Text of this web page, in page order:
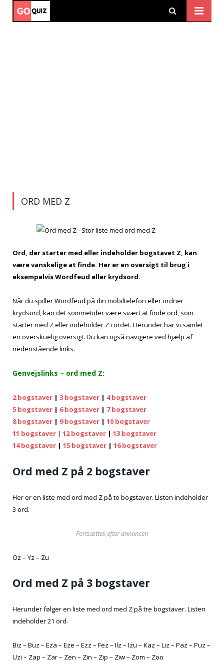
ORD MED Z
Ord, der starter med eller indeholder bogstavet Z, kan
være vanskelige at finde. Her er en oversigt til brug i
eksempelvis Wordfeud eller krydsord.
Når du spiller Wordfeud på din mobiltelefon eller ordner
krydsord, kan det sommetider være svært at finde ord, som
starter med Z eller indeholder Z i ordet. Herunder har vi samlet
en overskuelig oversigt. Du kan også navigere ved hjælp af
nedenstående links.
Genvejslinks – ord med Z:
2 bogstaver | 3 bogstaver | 4 bogstaver
5 bogstaver | 6 bogstaver | 7 bogstaver
8 bogstaver | 9 bogstaver | 10 bogstaver
11 bogstaver | 12 bogstaver | 13 bogstaver
14 bogstaver | 15 bogstaver | 16 bogstaver
Ord med Z på 2 bogstaver
Her er en liste med ord med Z på to bogstaver. Listen indeholder
3 ord.
Fortsættes efter annoncen
Oz – Yz – Zu
Ord med Z på 3 bogstaver
Herunder følger en liste med ord med Z på tre bogstaver. Listen
indeholder 21 ord.
Biz – Buz – Eza – Eze – Ezz – Fez – Ilz – Izu – Kaz – Liz – Paz – Puz –
Uzi – Zap – Zar – Zen – Zin – Zip – Ziw – Zom – Zoo